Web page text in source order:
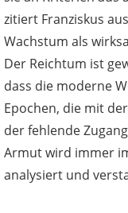
zitiert Franziskus
Wachstum als
Der Reichtum ist
dass die moderne
Epochen, die mit
der fehlende
Armut wird immer
analysiert und